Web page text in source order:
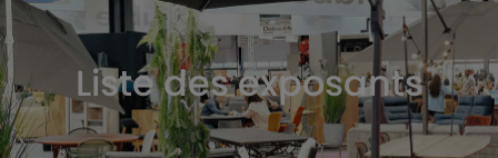
Liste des exposants